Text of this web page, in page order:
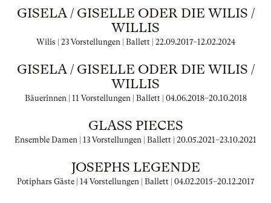
GISELA / GISELLE ODER DIE WILIS /
WILLIS
Wilis | 23 Vorstellungen | Ballett | 22.09.2017–12.02.2024
GISELA / GISELLE ODER DIE WILIS /
WILLIS
Bäuerinnen | 11 Vorstellungen | Ballett | 04.06.2018–20.10.2018
GLASS PIECES
Ensemble Damen | 13 Vorstellungen | Ballett | 20.05.2021–23.10.2021
JOSEPHS LEGENDE
Potiphars Gäste | 14 Vorstellungen | Ballett | 04.02.2015–20.12.2017